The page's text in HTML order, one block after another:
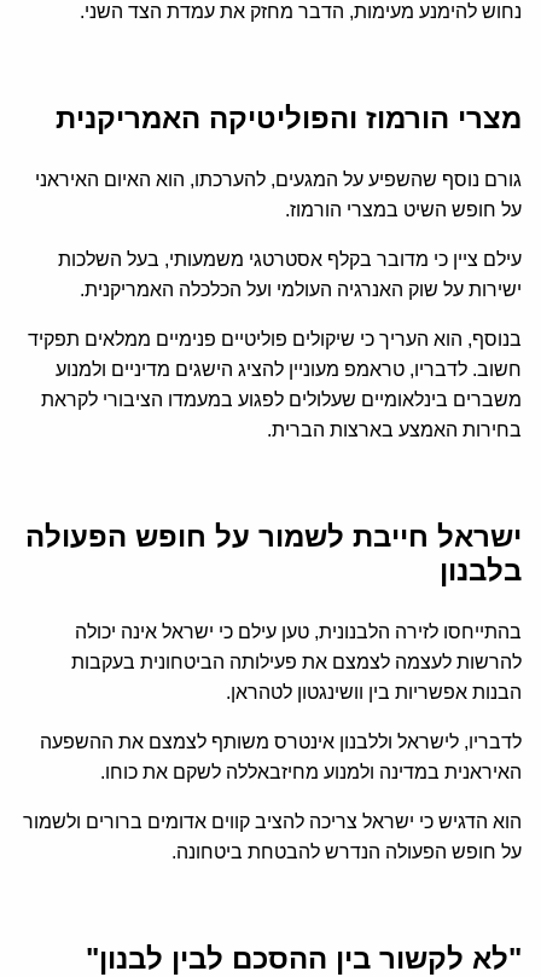
נחוש להימנע מעימות, הדבר מחזק את עמדת הצד השני.
מצרי הורמוז והפוליטיקה האמריקנית
גורם נוסף שהשפיע על המגעים, להערכתו, הוא האיום האיראני
על חופש השיט במצרי הורמוז.
עילם ציין כי מדובר בקלף אסטרטגי משמעותי, בעל השלכות
ישירות על שוק האנרגיה העולמי ועל הכלכלה האמריקנית.
בנוסף, הוא העריך כי שיקולים פוליטיים פנימיים ממלאים תפקיד
חשוב. לדבריו, טראמפ מעוניין להציג הישגים מדיניים ולמנוע
משברים בינלאומיים שעלולים לפגוע במעמדו הציבורי לקראת
בחירות האמצע בארצות הברית.
ישראל חייבת לשמור על חופש הפעולה
בלבנון
בהתייחסו לזירה הלבנונית, טען עילם כי ישראל אינה יכולה
להרשות לעצמה לצמצם את פעילותה הביטחונית בעקבות
הבנות אפשריות בין וושינגטון לטהראן.
לדבריו, לישראל וללבנון אינטרס משותף לצמצם את ההשפעה
האיראנית במדינה ולמנוע מחיזבאללה לשקם את כוחו.
הוא הדגיש כי ישראל צריכה להציב קווים אדומים ברורים ולשמור
על חופש הפעולה הנדרש להבטחת ביטחונה.
"לא לקשור בין ההסכם לבין לבנון"